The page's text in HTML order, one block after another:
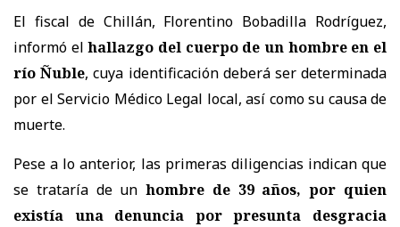
El fiscal de Chillán, Florentino Bobadilla Rodríguez,
informó elhallazgo del cuerpo de un hombre en el
río Ñuble, cuya identificación deberá ser determinada
por el Servicio Médico Legal local, así como su causa de
muerte.
Pese a lo anterior, las primeras diligencias indican que
se trataría de unhombre de 39 años, por quien
existía una denuncia por presunta desgracia